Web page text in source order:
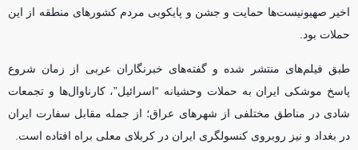
اخیر صهیونیست‌ها حمایت و جشن و پایکوبی مردم کشور‌های منطقه از این
حملات بود.
طبق فیلم‌های منتشر شده و گفته‌های خبرنگاران عربی از زمان شروع
پاسخ موشکی ایران به حملات وحشیانه “اسرائیل”، کارناوال‌ها و تجمعات
شادی در مناطق مختلفی از شهر‌های عراق؛ از جمله مقابل سفارت ایران
در بغداد و نیز روبروی کنسولگری ایران در کربلای معلی براه افتاده است.